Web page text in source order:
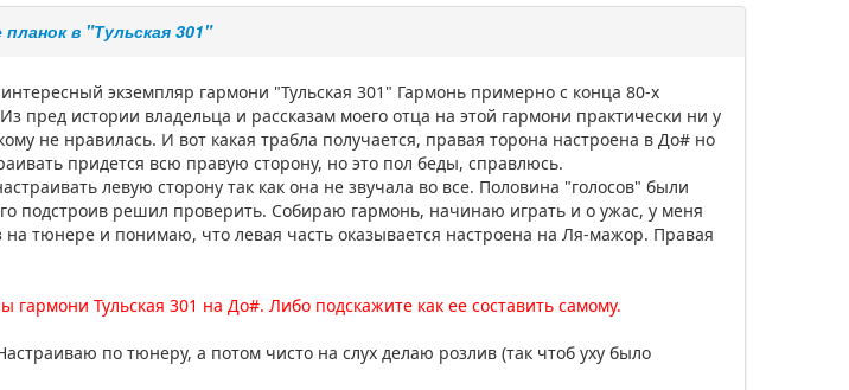
в "Тульская 301"
экземпляр гармони "Тульская 301" Гармонь примерно с конца 80-х
пред истории владельца и рассказам моего отца на этой гармони практически ни у
не нравилась. И вот какая трабла получается, правая торона настроена в До# но
придется всю правую сторону, но это пол беды, справлюсь.
левую сторону так как она не звучала во все. Половина "голосов" были
подстроив решил проверить. Собираю гармонь, начинаю играть и о ужас, у меня
тюнере и понимаю, что левая часть оказывается настроена на Ля-мажор. Правая
Тульская 301 на До#. Либо подскажите как ее составить самому.
по тюнеру, а потом чисто на слух делаю розлив (так чтоб уху было